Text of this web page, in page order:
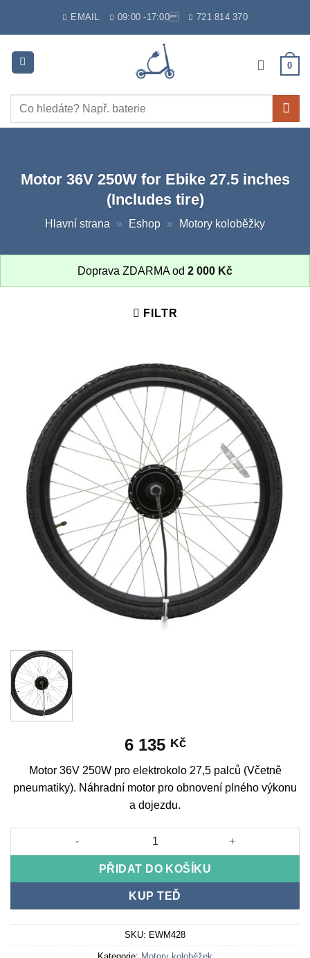
EMAIL 09:00 -17:00 721 814 370
0
Hledat:
Motor 36V 250W for Ebike 27.5 inches
(Includes tire)
Hlavní strana » Eshop » Motory koloběžky
Doprava ZDARMA od 2 000 Kč
FILTR
6 135 Kč
Motor 36V 250W pro elektrokolo 27,5 palců (Včetně
pneumatiky). Náhradní motor pro obnovení plného výkonu
a dojezdu.
Motor 36V 250W for Ebike 27.5 inches (Includes tire) množství
PŘIDAT DO KOŠÍKU
KUP TEĎ
SKU: EWM428